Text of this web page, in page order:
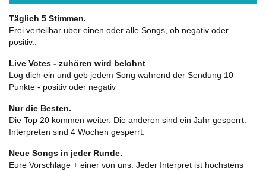
Täglich 5 Stimmen.
Frei verteilbar über einen oder alle Songs, ob negativ oder
positiv..
Live Votes - zuhören wird belohnt
Log dich ein und geb jedem Song während der Sendung 10
Punkte - positiv oder negativ
Nur die Besten.
Die Top 20 kommen weiter. Die anderen sind ein Jahr gesperrt.
Interpreten sind 4 Wochen gesperrt.
Neue Songs in jeder Runde.
Eure Vorschläge + einer von uns. Jeder Interpret ist höchstens